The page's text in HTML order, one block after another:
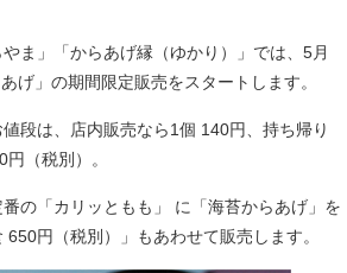
ま」「からあげ縁（ゆかり）」では、5月
げ」の期間限定販売をスタートします。
段は、店内販売なら1個 140円、持ち帰り
（税別）。
の「カリッともも」 に「海苔からあげ」を
円（税別）」もあわせて販売します。